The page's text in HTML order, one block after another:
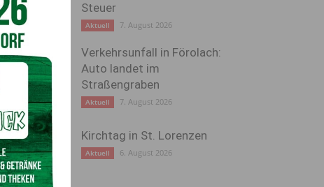
Steuer
Aktuell 7. August 2026
Verkehrsunfall in Förolach:
Auto landet im
Straßengraben
Aktuell 7. August 2026
Kirchtag in St. Lorenzen
Aktuell 6. August 2026